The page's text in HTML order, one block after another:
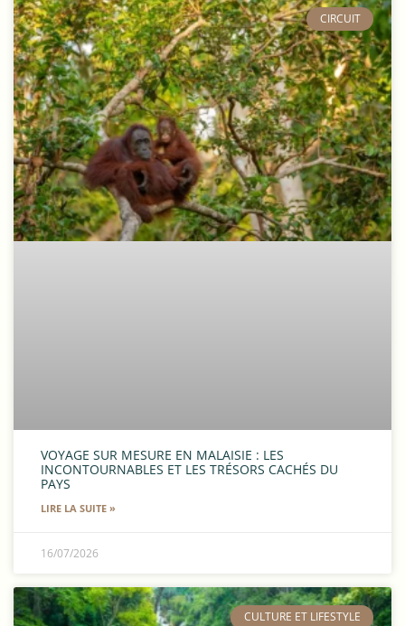
CIRCUIT
VOYAGE SUR MESURE EN MALAISIE : LES
INCONTOURNABLES ET LES TRÉSORS CACHÉS DU
PAYS
LIRE LA SUITE »
16/07/2026
​CULTURE ET LIFESTYLE